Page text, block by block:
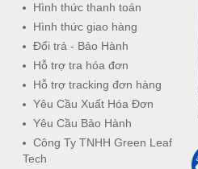
Hình thức thanh toán
Hình thức giao hàng
Đổi trả - Bảo Hành
Hỗ trợ tra hóa đơn
Hỗ trợ tracking đơn hàng
Yêu Cầu Xuất Hóa Đơn
Yêu Cầu Bảo Hành
Công Ty TNHH Green Leaf
Tech